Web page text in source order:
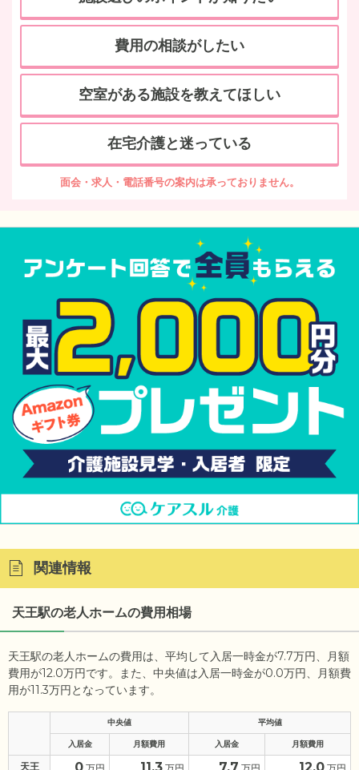
費用の相談がしたい
空室がある施設を教えてほしい
在宅介護と迷っている
面会・求人・電話番号の案内は承っておりません。
関連情報
天王駅の老人ホームの費用相場
天王駅の老人ホームの費用は、平均して入居一時金が7.7万円、月額
費用が12.0万円です。また、中央値は入居一時金が0.0万円、月額費
用が11.3万円となっています。
中央値 平均値
入居金 月額費用 入居金 月額費用
天王 0 11.3 7.7 12.0